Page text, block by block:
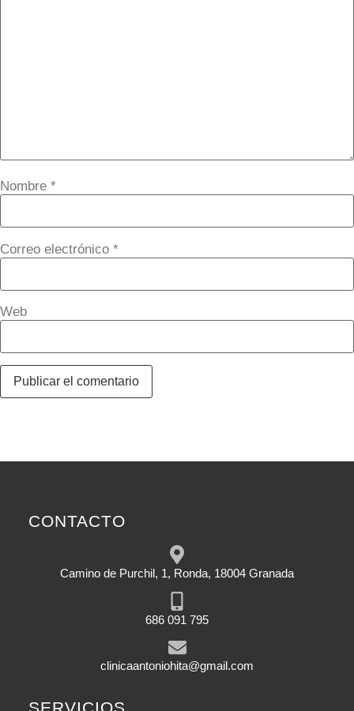
Nombre *
Correo electrónico *
Web
CONTACTO
Camino de Purchil, 1, Ronda, 18004 Granada
686 091 795
clinicaantoniohita@gmail.com
SERVICIOS